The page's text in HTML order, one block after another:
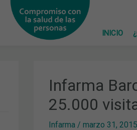
INICIO
Infarma
25.000
Infarma/ marzo 31, 2015